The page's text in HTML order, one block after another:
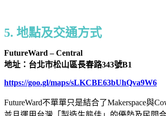
5. 地點及交通方式
FutureWard – Central
地址：台北市松山區長春路343號B1
https://goo.gl/maps/sLKCBE63bUhQva9W6
FutureWard不單單只是結合了Makerspace與